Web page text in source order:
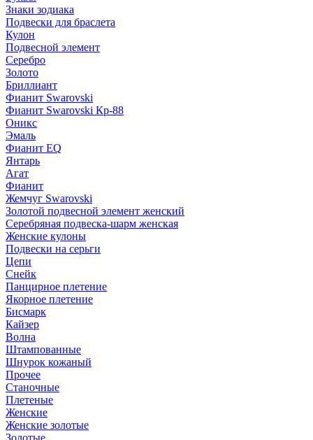
Знаки зодиака
Подвески для браслета
Кулон
Подвесной элемент
Серебро
Золото
Бриллиант
Фианит Swarovski
Фианит Swarovski Кр-88
Оникс
Эмаль
Фианит EQ
Янтарь
Агат
Фианит
Жемчуг Swarovski
Золотой подвесной элемент женcкий
Серебряная подвеска-шарм женская
Женские кулоны
Подвески на серьги
Цепи
Снейк
Панцирное плетение
Якорное плетение
Бисмарк
Кайзер
Волна
Штампованные
Шнурок кожаный
Прочее
Станочные
Плетеные
Женские
Женские золотые
Золотые